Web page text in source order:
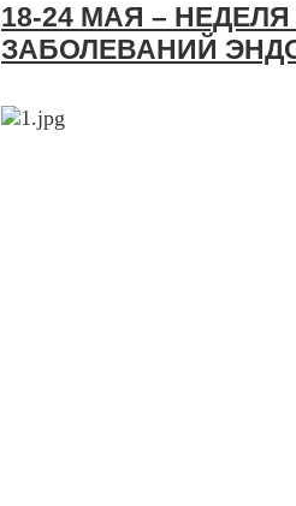
18-24 МАЯ –
ЗАБОЛЕВАНИЙ